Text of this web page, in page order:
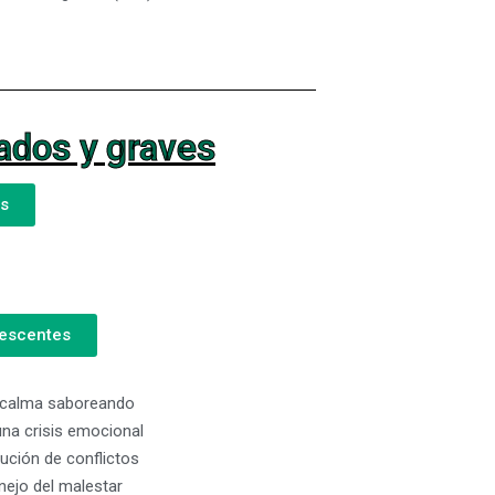
y graves
saboreando
crisis emocional
de conflictos
del malestar